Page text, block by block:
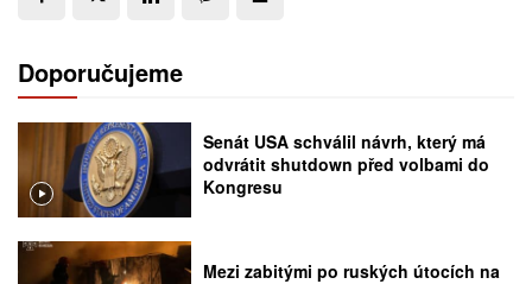
Doporučujeme
Senát USA schválil návrh, který má
odvrátit shutdown před volbami do
Kongresu
Mezi zabitými po ruských útocích na